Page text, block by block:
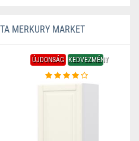
MERKURY MARKET
ÚJDONSÁG KEDVEZMÉNY